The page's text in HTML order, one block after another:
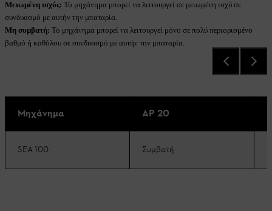
Μειωμένη ισχύς: Το μηχάνημα μπορεί να λειτουργεί σε μειωμένη ισχύ σε
συνδυασμό με αυτήν την μπαταρία.
Μη συμβατή: Το μηχάνημα μπορεί να λειτουργεί μόνο σε πολύ περιορισμένο
βαθμό ή καθόλου σε συνδυασμό με αυτήν την μπαταρία.
Μηχάνημα AP 20
SEA 100 Συμβατή